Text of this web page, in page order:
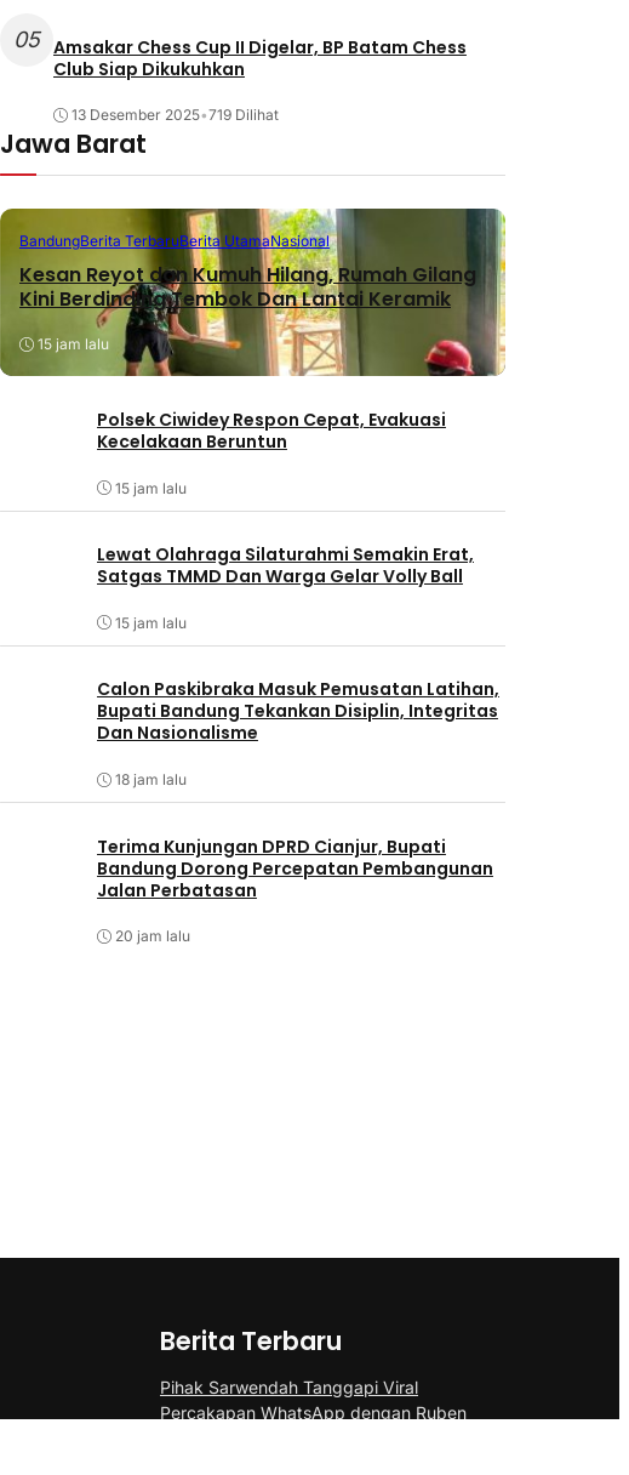
05 Amsakar Chess Cup II Digelar, BP Batam Chess
Club Siap Dikukuhkan
13 Desember 2025•719 Dilihat
Jawa Barat
BandungBerita TerbaruBerita UtamaNasional
Kesan Reyot dan Kumuh Hilang, Rumah Gilang
Kini Berdinding Tembok Dan Lantai Keramik
15 jam lalu
Polsek Ciwidey Respon Cepat, Evakuasi
Kecelakaan Beruntun
15 jam lalu
Lewat Olahraga Silaturahmi Semakin Erat,
Satgas TMMD Dan Warga Gelar Volly Ball
15 jam lalu
Calon Paskibraka Masuk Pemusatan Latihan,
Bupati Bandung Tekankan Disiplin, Integritas
Dan Nasionalisme
18 jam lalu
Terima Kunjungan DPRD Cianjur, Bupati
Bandung Dorong Percepatan Pembangunan
Jalan Perbatasan
20 jam lalu
Berita Terbaru
Pihak Sarwendah Tanggapi Viral
Percakapan WhatsApp dengan Ruben